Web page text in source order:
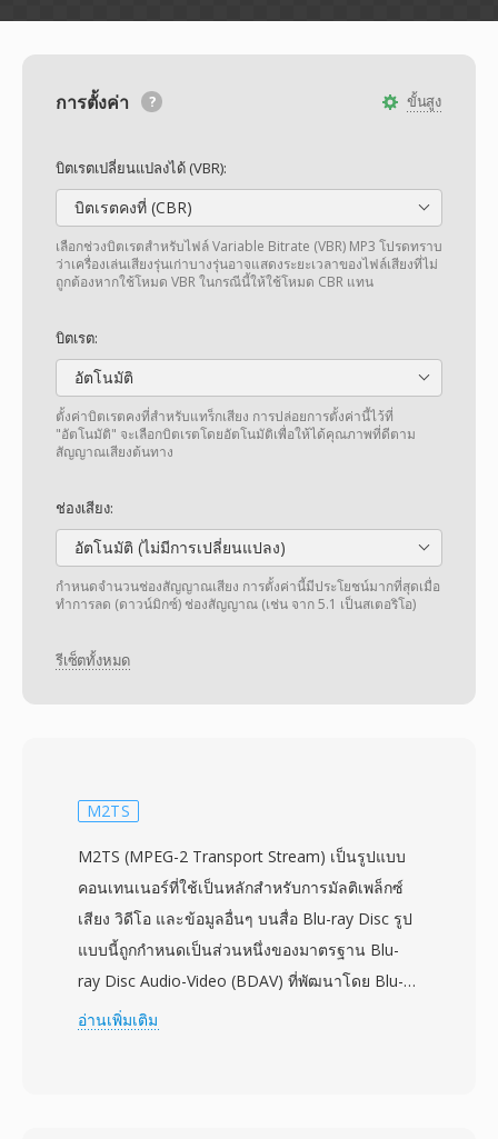
ขั้นสูง
การตั้งค่า
บิตเรตเปลี่ยนแปลงได้ (VBR):
บิตเรตคงที่ (CBR)
เลือกช่วงบิตเรตสำหรับไฟล์ Variable Bitrate (VBR) MP3 โปรดทราบ
ว่าเครื่องเล่นเสียงรุ่นเก่าบางรุ่นอาจแสดงระยะเวลาของไฟล์เสียงที่ไม่
ถูกต้องหากใช้โหมด VBR ในกรณีนี้ให้ใช้โหมด CBR แทน
บิตเรต:
อัตโนมัติ
ตั้งค่าบิตเรตคงที่สำหรับแทร็กเสียง การปล่อยการตั้งค่านี้ไว้ที่
"อัตโนมัติ" จะเลือกบิตเรตโดยอัตโนมัติเพื่อให้ได้คุณภาพที่ดีตาม
สัญญาณเสียงต้นทาง
ช่องเสียง:
อัตโนมัติ (ไม่มีการเปลี่ยนแปลง)
กำหนดจำนวนช่องสัญญาณเสียง การตั้งค่านี้มีประโยชน์มากที่สุดเมื่อ
ทำการลด (ดาวน์มิกซ์) ช่องสัญญาณ (เช่น จาก 5.1 เป็นสเตอริโอ)
รีเซ็ตทั้งหมด
M2TS
M2TS (MPEG-2 Transport Stream) เป็นรูปแบบ
คอนเทนเนอร์ที่ใช้เป็นหลักสำหรับการมัลติเพล็กซ์
เสียง วิดีโอ และข้อมูลอื่นๆ บนสื่อ Blu-ray Disc รูป
แบบนี้ถูกกำหนดเป็นส่วนหนึ่งของมาตรฐาน Blu-
ray Disc Audio-Video (BDAV) ที่พัฒนาโดย Blu-
ray Disc Association โดยผลิตภัณฑ์ Blu-ray เชิง
อ่านเพิ่มเติม